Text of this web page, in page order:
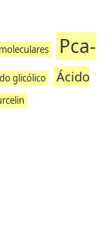
Pca-
glicólico
Ácido